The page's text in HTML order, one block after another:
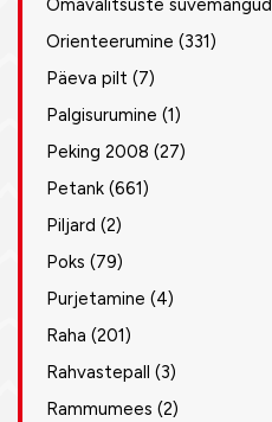
Omavalitsuste suvemängud
Orienteerumine (331)
Päeva pilt (7)
Palgisurumine (1)
Peking 2008 (27)
Petank (661)
Piljard (2)
Poks (79)
Purjetamine (4)
Raha (201)
Rahvastepall (3)
Rammumees (2)